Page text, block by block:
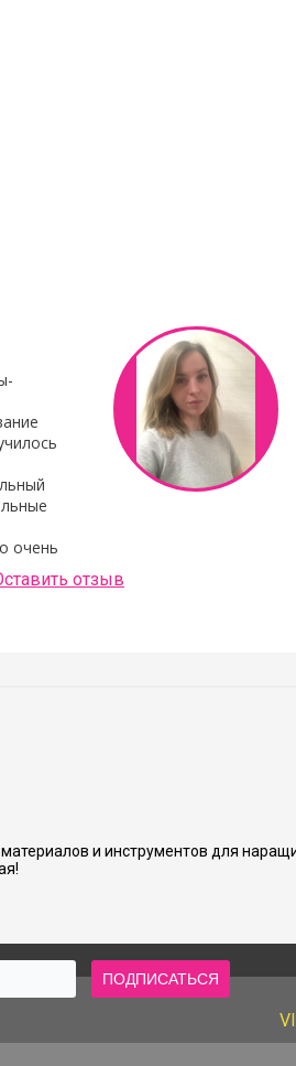
очень
Людмила Шашок
отзыв
и инструментов для